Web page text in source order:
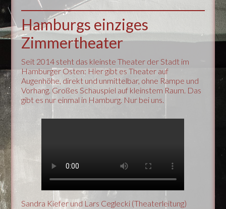
Hamburgs einziges
Zimmertheater
Seit 2014 steht das kleinste Theater der Stadt im
Hamburger Osten: Hier gibt es Theater auf
Augenhöhe, direkt und unmittelbar, ohne Rampe und
Vorhang. Großes Schauspiel auf kleinstem Raum. Das
gibt es nur einmal in Hamburg. Nur bei uns.
Sandra Kiefer und Lars Ceglecki (Theaterleitung)